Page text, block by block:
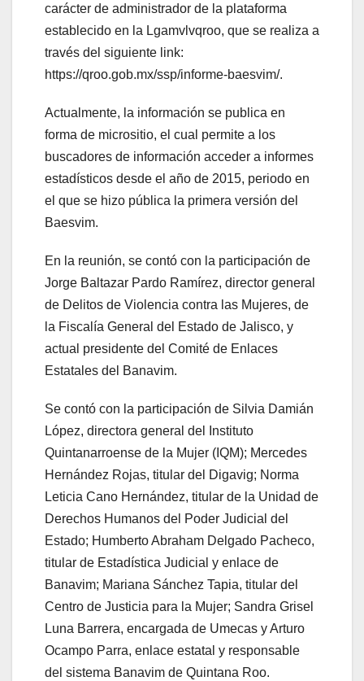
carácter de administrador de la plataforma
establecido en la Lgamvlvqroo, que se realiza a
través del siguiente link:
https://qroo.gob.mx/ssp/informe-baesvim/.
Actualmente, la información se publica en
forma de micrositio, el cual permite a los
buscadores de información acceder a informes
estadísticos desde el año de 2015, periodo en
el que se hizo pública la primera versión del
Baesvim.
En la reunión, se contó con la participación de
Jorge Baltazar Pardo Ramírez, director general
de Delitos de Violencia contra las Mujeres, de
la Fiscalía General del Estado de Jalisco, y
actual presidente del Comité de Enlaces
Estatales del Banavim.
Se contó con la participación de Silvia Damián
López, directora general del Instituto
Quintanarroense de la Mujer (IQM); Mercedes
Hernández Rojas, titular del Digavig; Norma
Leticia Cano Hernández, titular de la Unidad de
Derechos Humanos del Poder Judicial del
Estado; Humberto Abraham Delgado Pacheco,
titular de Estadística Judicial y enlace de
Banavim; Mariana Sánchez Tapia, titular del
Centro de Justicia para la Mujer; Sandra Grisel
Luna Barrera, encargada de Umecas y Arturo
Ocampo Parra, enlace estatal y responsable
del sistema Banavim de Quintana Roo.